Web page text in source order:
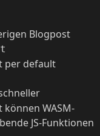
Blogpost
per default
können WASM-
JS-Funktionen